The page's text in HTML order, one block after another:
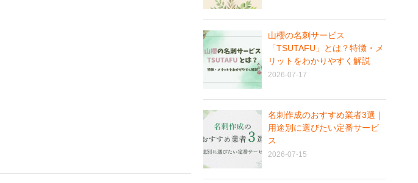
山櫻の名刺サービス
「TSUTAFU」とは？特徴・メ
リットをわかりやすく解説
2026-07-17
名刺作成のおすすめ業者3選｜
用途別に選びたい定番サービ
ス
2026-07-15